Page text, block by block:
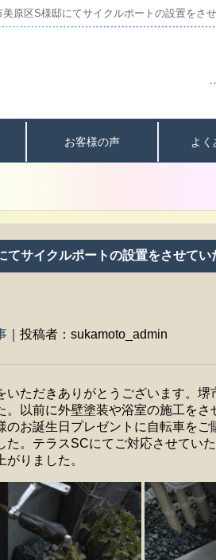
原区S様邸にてサイクルポートの設置をさ
お客様の声 よ
てサイクルポートの設置をさせてい
｜投稿者：sukamoto_admin
いただきありがとうございます。
。以前に外壁塗装や浴室の施工を
のお誕生日プレゼントに自転車を
た。テラスSCにてご対応させてい
りました。